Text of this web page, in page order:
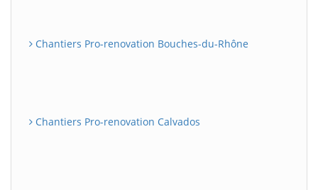
Chantiers Pro-renovation Bouches-du-Rhône
Chantiers Pro-renovation Calvados